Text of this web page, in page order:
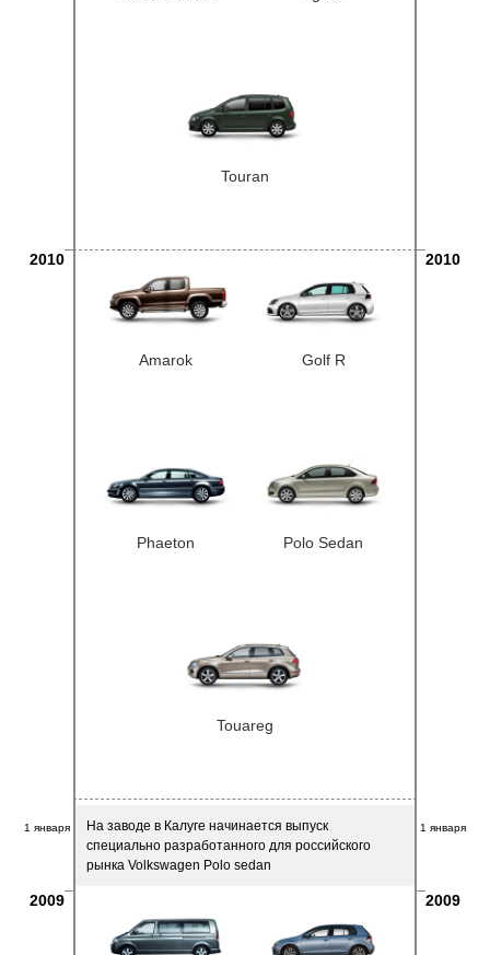
Touran
2010 2010
Amarok Golf R
Phaeton Polo Sedan
Touareg
1 января 1 января
На заводе в Калуге начинается выпуск
специально разработанного для российского
рынка Volkswagen Polo sedan
2009 2009